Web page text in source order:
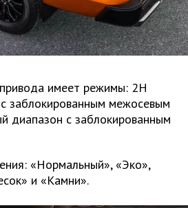
имеет режимы: 2H
заблокированным межосевым
диапазон с заблокированным
«Нормальный», «Эко»,
и «Камни».